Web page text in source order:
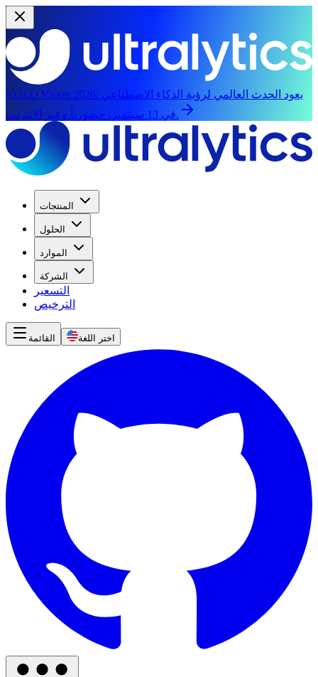
YOLO Vision 2026: يعود الحدث العالمي لرؤية الذكاء الاصطناعي
في 13 سبتمبر، حضورياً وعبر الإنترنت.
المنتجات
الحلول
الموارد
الشركة
التسعير
الترخيص
القائمة اختر اللغة